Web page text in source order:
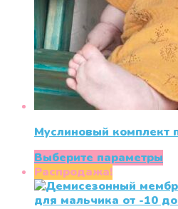
Муслиновый комплект
Выберите параметры
Распродажа!